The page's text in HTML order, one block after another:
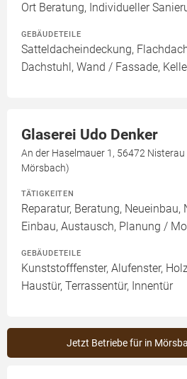
Ort Beratung, Individueller
GEBÄUDETEILE
Satteldacheindeckung,
Dachstuhl, Wand / Fassade,
Glaserei Udo Denker
An der Haselmauer 1, 56472
Mörsbach)
TÄTIGKEITEN
Reparatur, Beratung,
Einbau, Austausch, Planung /
GEBÄUDETEILE
Kunststofffenster, Alufenster,
Haustür, Terrassentür, Innentür
Jetzt Betriebe für in